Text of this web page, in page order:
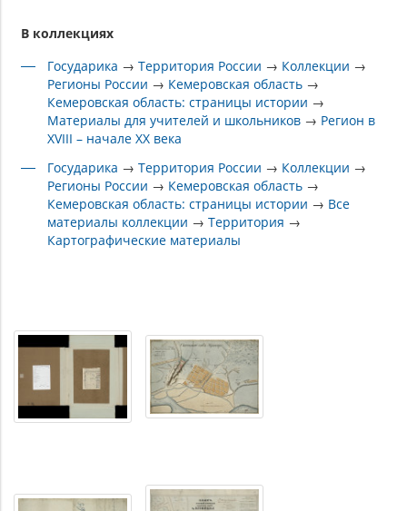
В коллекциях
Государика →Территория России → Коллекции →
Регионы России → Кемеровская область →
Кемеровская область: страницы истории →
Материалы для учителей и школьников → Регион в
XVIII – начале XX века
Государика →Территория России → Коллекции →
Регионы России → Кемеровская область →
Кемеровская область: страницы истории → Все
материалы коллекции →Территория →
Картографические материалы